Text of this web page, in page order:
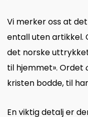
Vi merker oss at
entall uten artikkel.
det norske
til hjemmet». Ordet
kristen bodde, til
En viktig detalj er